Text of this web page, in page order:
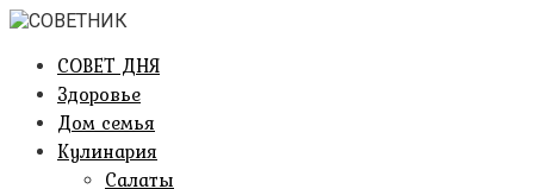
Перейти
контентуСОВЕТ ДНЯ
Здоровье
Дом семья
Кулинария
Салаты